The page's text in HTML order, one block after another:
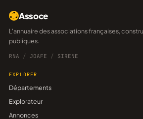
Assoce
L'annuaire des associations françaises, construit sur les données
publiques.
RNA / JOAFE / SIRENE
EXPLORER
Départements
Explorateur
Annonces